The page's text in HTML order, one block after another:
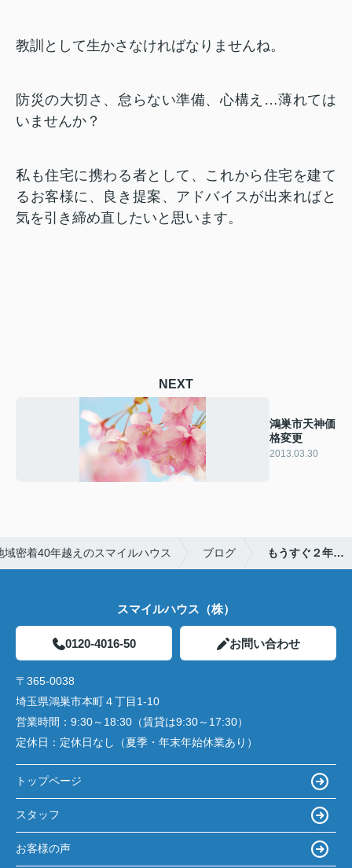
教訓として生かさなければなりませんね。
防災の大切さ、怠らない準備、心構え…薄れては
いませんか？
私も住宅に携わる者として、これから住宅を建て
るお客様に、良き提案、アドバイスが出来ればと
気を引き締め直したいと思います。
NEXT
鴻巣市天神価
格変更
2013.03.30
域密着40年越えのスマイルハウス ブログ もうすぐ２年…
スマイルハウス（株）
0120-4016-50 お問い合わせ
〒365-0038
埼玉県鴻巣市本町４丁目1-10
営業時間： 9:30～18:30（賃貸は9:30～17:30）
定休日： 定休日なし（夏季・年末年始休業あり）
トップページ
スタッフ
お客様の声